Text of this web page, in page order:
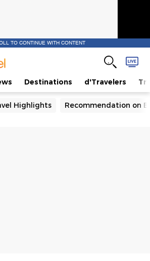
TO CONTINUE WITH CONTENT
Destinations d'Travelers
Highlights Recommendation on